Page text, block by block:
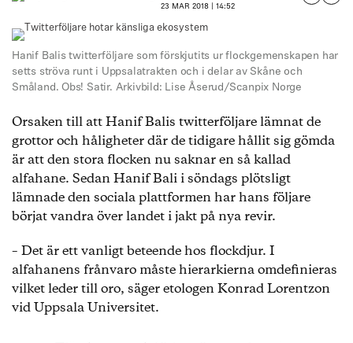
23 MAR 2018 | 14:52
Hanif Balis twitterföljare som förskjutits ur flockgemenskapen har
setts ströva runt i Uppsalatrakten och i delar av Skåne och
Småland. Obs! Satir. Arkivbild: Lise Åserud/Scanpix Norge
Orsaken till att Hanif Balis twitterföljare lämnat de
grottor och håligheter där de tidigare hållit sig gömda
är att den stora flocken nu saknar en så kallad
alfahane. Sedan Hanif Bali i söndags plötsligt
lämnade den sociala plattformen har hans följare
börjat vandra över landet i jakt på nya revir.
– Det är ett vanligt beteende hos flockdjur. I
alfahanens frånvaro måste hierarkierna omdefinieras
vilket leder till oro, säger etologen Konrad Lorentzon
vid Uppsala Universitet.